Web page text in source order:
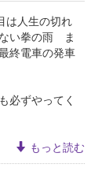
人生の切れ
い拳の雨 ま
終電車の発車
必ずやってく
もっと読む